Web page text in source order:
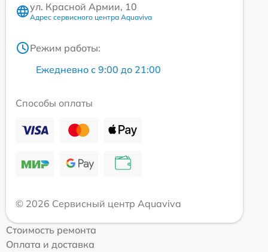
ул. Красной Армии, 10
Адрес сервисного центра Aquaviva
Режим работы:
Ежедневно с 9:00 до 21:00
Способы оплаты
© 2026 Сервисный центр Aquaviva
Стоимость ремонта
Оплата и доставка